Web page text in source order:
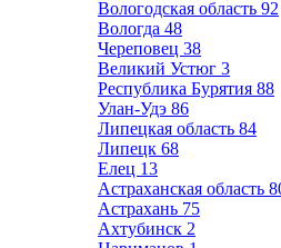
Вологодская область 92
Вологда 48
Череповец 38
Великий Устюг 3
Республика Бурятия 88
Улан-Удэ 86
Липецкая область 84
Липецк 68
Елец 13
Астраханская область
Астрахань 75
Ахтубинск 2